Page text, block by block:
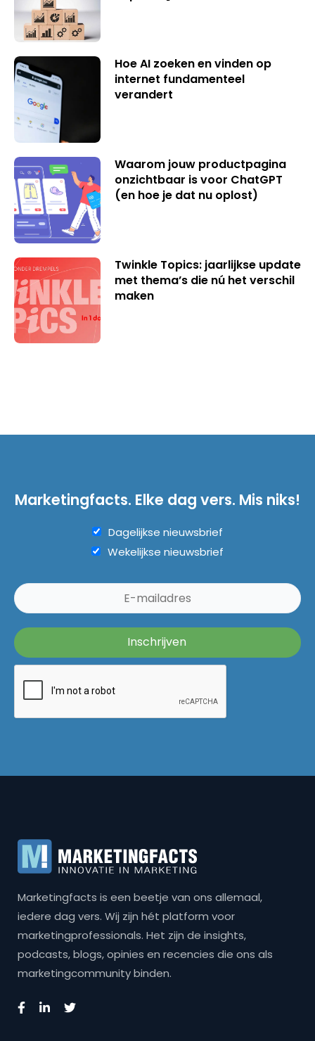
Hoe AI zoeken en vinden op
internet fundamenteel
verandert
Waarom jouw productpagina
onzichtbaar is voor ChatGPT
(en hoe je dat nu oplost)
Twinkle Topics: jaarlijkse update
met thema’s die nú het verschil
maken
Marketingfacts. Elke dag vers. Mis niks!
Dagelijkse nieuwsbrief
Wekelijkse nieuwsbrief
Marketingfacts is een beetje van ons allemaal,
iedere dag vers. Wij zijn hét platform voor
marketingprofessionals. Het zijn de insights,
podcasts, blogs, opinies en recencies die ons als
marketingcommunity binden.